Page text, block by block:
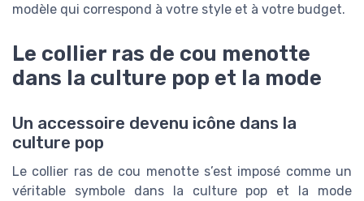
modèle qui correspond à votre style et à votre budget.
Le collier ras de cou menotte
dans la culture pop et la mode
Un accessoire devenu icône dans la
culture pop
Le collier ras de cou menotte s’est imposé comme un
véritable symbole dans la culture pop et la mode